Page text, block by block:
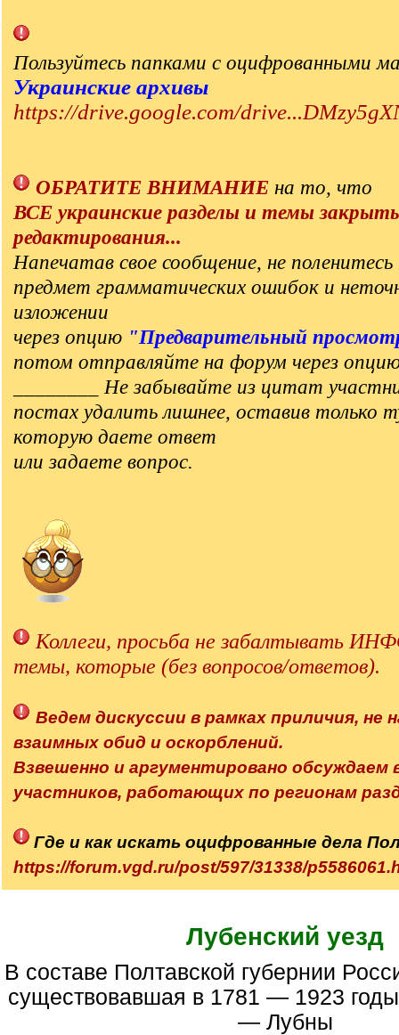
Пользуйтесь папками с оцифрованными
Украинские архивы
https://drive.google.com/
ОБРАТИТЕ ВНИМАНИЕ на то, что
ВСЕ украинские разделы и темы
редактирования...
Напечатав свое сообщение, не
предмет грамматических ошибок и
изложении
через опцию "Предварительный
потом отправляйте на форум через
________ Не забывайте из цитат
постах удалить лишнее, оставив только
которую даете ответ
или задаете вопрос.
Коллеги, просьба не забалтывать
темы, которые (без вопросов/ответов).
Ведем дискуссии в рамках приличия, не
взаимных обид и оскорблений.
Взвешенно и аргументировано
участников, работающих по регионам
Где и как искать оцифрованные дела
https://forum.vgd.ru/post/597/31338/
Лубенский уезд
в составе Полтавской губернии Российской империи,
существовавшая в 1781 — 1923
— Лубны